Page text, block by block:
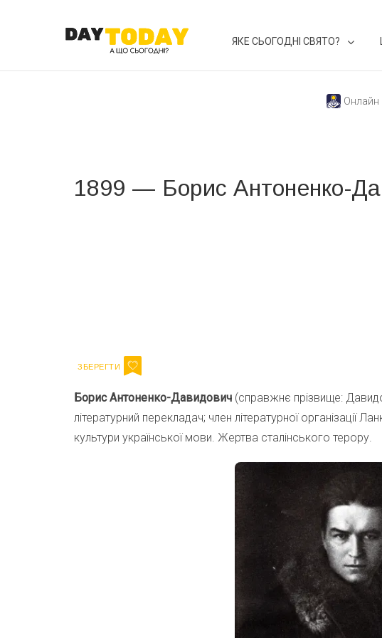
ЯКЕ СЬОГОДНІ СВЯТО?
Онлайн
1899 — Борис Антоненко-
Борис Антоненко-Давидович (справжнє прізвище:
літературний перекладач; член літературної організації
культури української мови. Жертва сталінського терору.